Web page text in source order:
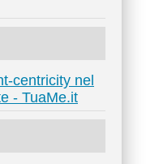
centricity nel
- TuaMe.it